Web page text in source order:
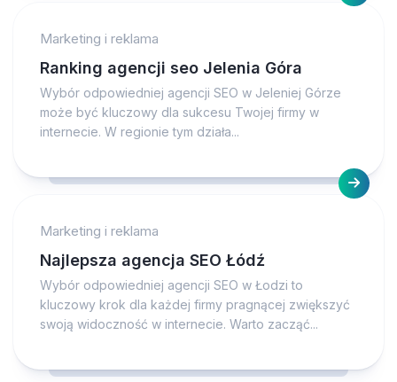
Marketing i reklama
Ranking agencji seo Jelenia Góra
Wybór odpowiedniej agencji SEO w Jeleniej Górze
może być kluczowy dla sukcesu Twojej firmy w
internecie. W regionie tym działa...
Marketing i reklama
Najlepsza agencja SEO Łódź
Wybór odpowiedniej agencji SEO w Łodzi to
kluczowy krok dla każdej firmy pragnącej zwiększyć
swoją widoczność w internecie. Warto zacząć...